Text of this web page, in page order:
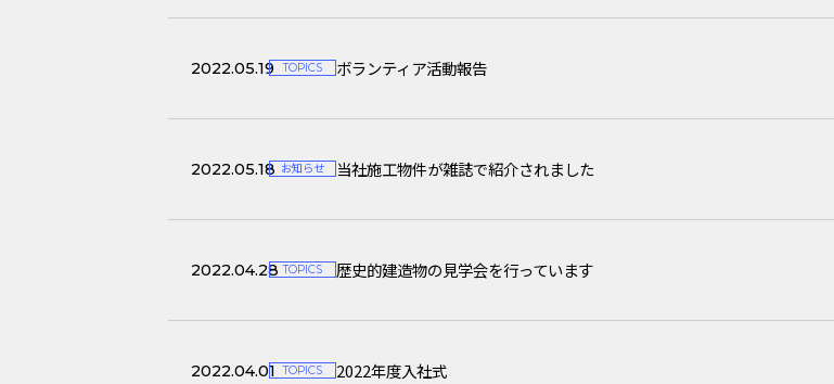
2022.05.19 TOPICS ボランティア活動報告
2022.05.18 お知らせ 当社施工物件が雑誌で紹介されました
2022.04.28 TOPICS 歴史的建造物の見学会を行っています
2022.04.01 TOPICS 2022年度入社式